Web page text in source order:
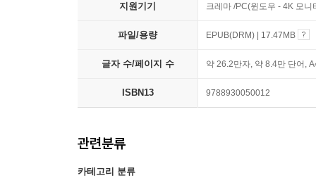
지원기기 크레마 /PC(윈도우 - 4K 모
파일/용량 EPUB(DRM) | 17.47MB
글자 수/페이지 수 약 26.2만자, 약 8.4만 단어,
ISBN13 9788930050012
관련분류
카테고리 분류